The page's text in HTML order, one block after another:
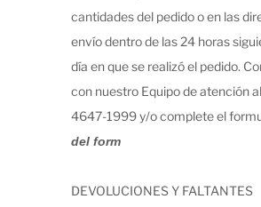
cantidades del pedido o en las
envío dentro de las 24 horas
día en que se realizó el pedido.
con nuestro Equipo de atención
4647-1999 y/o complete el
del form
DEVOLUCIONES Y FALTANTES